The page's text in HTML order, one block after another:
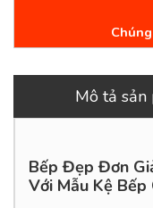
Mô tả sản
Bếp Đẹp Đơn
Với Mẫu Kệ Bếp